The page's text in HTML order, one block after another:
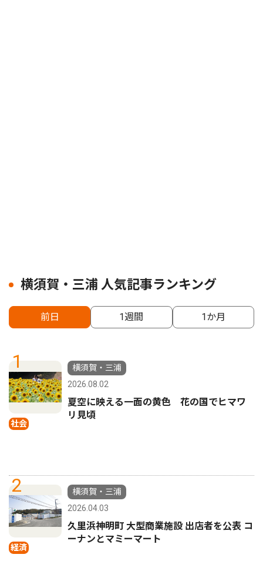
横須賀・三浦 人気記事ランキング
前日 1週間 1か月
1
社会
横須賀・三浦
2026.08.02
夏空に映える一面の黄色 花の国でヒマワ
リ見頃
2
経済
横須賀・三浦
2026.04.03
久里浜神明町 大型商業施設 出店者を公表 コ
ーナンとマミーマート